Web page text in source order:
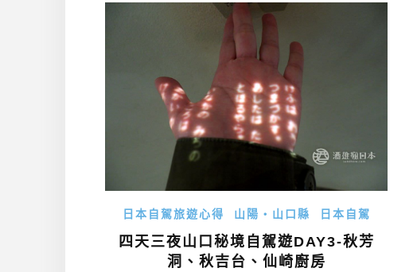
日本自駕旅遊心得 山陽・山口縣 日本自駕
四天三夜山口秘境自駕遊DAY3-秋芳
洞、秋吉台、仙崎廚房